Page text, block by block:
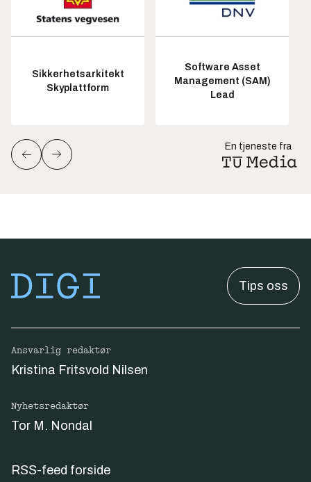
Sikkerhetsarkitekt
Skyplattform
Software Asset
Management (SAM)
Lead
En tjeneste fra
Tips oss
Ansvarlig redaktør
Kristina Fritsvold Nilsen
Nyhetsredaktør
Tor M. Nondal
RSS-feed forside